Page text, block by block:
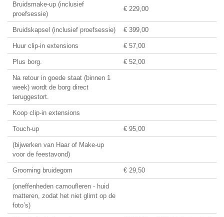
Bruidsmake-up (inclusief
proefsessie)
€ 229,00
Bruidskapsel (inclusief proefsessie) € 399,00
Huur clip-in extensions € 57,00
Plus borg. € 52,00
Na retour in goede staat (binnen 1
week) wordt de borg direct
teruggestort.
Koop clip-in extensions
Touch-up € 95,00
(bijwerken van Haar of Make-up
voor de feestavond)
Grooming bruidegom € 29,50
(oneffenheden camoufleren - huid
matteren, zodat het niet glimt op de
foto’s)